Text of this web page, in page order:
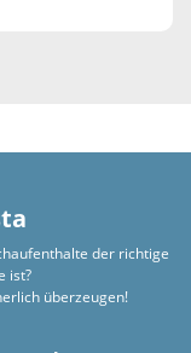
der richtige
ist?
überzeugen!